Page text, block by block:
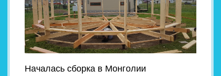
Началась сборка в Монголии